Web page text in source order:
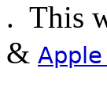
. This
&